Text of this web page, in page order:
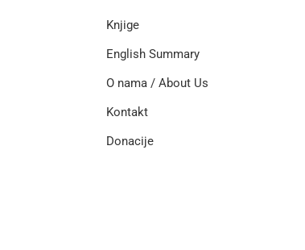
Knjige
English Summary
O nama / About Us
Kontakt
Donacije